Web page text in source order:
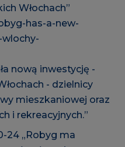
Włochach”
has-a-new-
nową inwestycję -
- dzielnicy
mieszkaniowej oraz
i rekreacyjnych.”
24 „Robyg ma